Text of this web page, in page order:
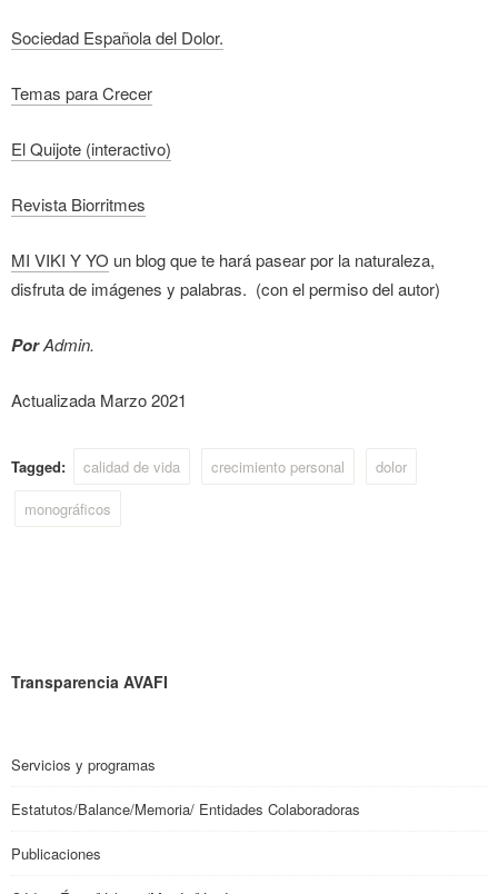
Sociedad Española del Dolor.
Temas para Crecer
El Quijote (interactivo)
Revista Biorritmes
MI VIKI Y YO un blog que te hará pasear por la naturaleza,
disfruta de imágenes y palabras. (con el permiso del autor)
PorAdmin.
Actualizada Marzo 2021
Tagged: calidad de vida crecimiento personal
dolor
monográficos
Transparencia AVAFI
Servicios y programas
Estatutos/Balance/Memoria/ Entidades Colaboradoras
Publicaciones